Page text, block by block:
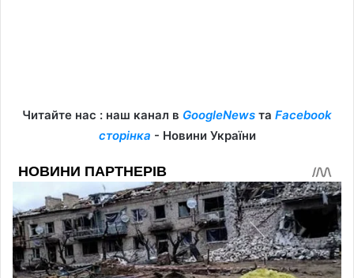
Читайте нас : наш канал в GoogleNews та Facebook
сторінка - Новини України